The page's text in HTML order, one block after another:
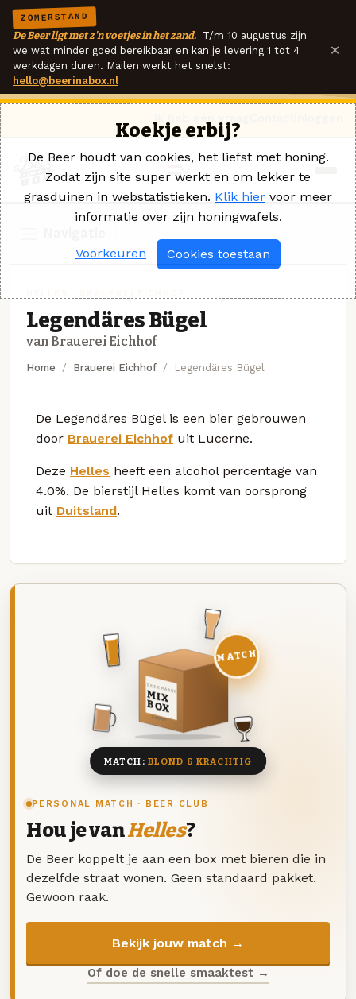
ZOMERSTAND
De Beer ligt met z'n voetjes in het zand. T/m 10 augustus zijn
we wat minder goed bereikbaar en kan je levering 1 tot 4
werkdagen duren. Mailen werkt het snelst:
hello@beerinabox.nl
×
Legendäres Bügel
van Brauerei Eichhof
Home Brauerei Eichhof Legendäres Bügel
De Legendäres Bügel is een bier gebrouwen
door Brauerei Eichhof uit Lucerne.
Deze Helles heeft een alcohol percentage van
4.0%. De bierstijl Helles komt van oorsprong
uit Duitsland.
PERSONAL MATCH · BEER CLUB
Hou je vanHelles?
De Beer koppelt je aan een box met bieren die in
dezelfde straat wonen. Geen standaard pakket.
Gewoon raak.
Bekijk jouw match →
Of doe de snelle smaaktest →
DEZE MAAND
MIX
BOX
8 BIEREN
MATCH
MATCH: BLOND & KRACHTIG
Koekje erbij?
De Beer houdt van cookies, het liefst met honing.
Zodat zijn site super werkt en om lekker te
grasduinen in webstatistieken. Klik hier voor meer
informatie over zijn honingwafels.
Voorkeuren Cookies toestaan